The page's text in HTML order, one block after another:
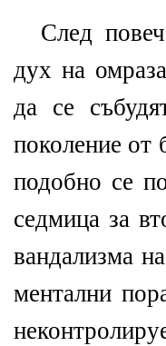
След
дух на
да се
поколение от
подобно се
седмица за
вандализма
ментални